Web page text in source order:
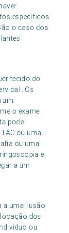
específicos
o caso dos
tecido do
. Os
um
o exame
pode
ou uma
ou uma
e
a um
a uma ilusão
dos
ou